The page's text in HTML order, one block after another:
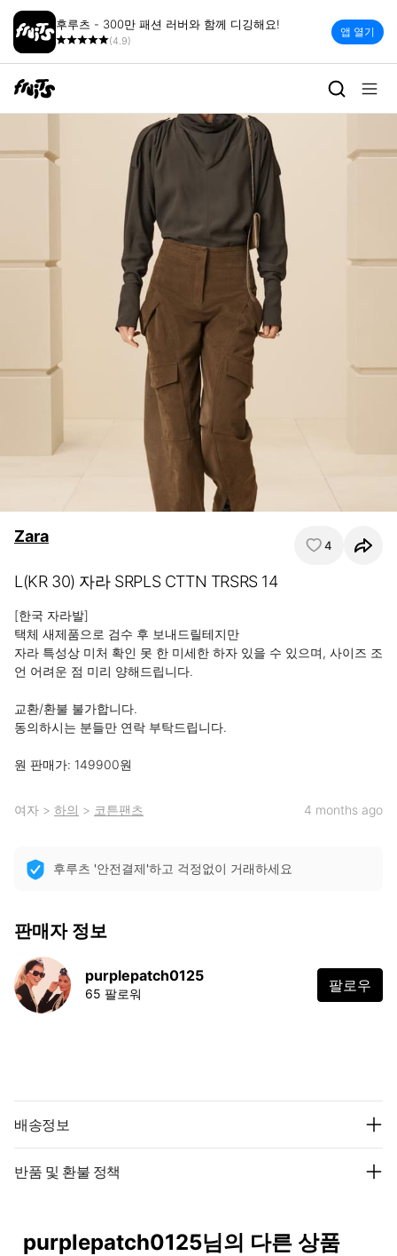
후루츠 - 300만 패션 러버와 함께 디깅해요!
(4.9)
앱 열기
Zara 4
L(KR 30) 자라 SRPLS CTTN TRSRS 14
[한국 자라발]
택체 새제품으로 검수 후 보내드릴테지만
자라 특성상 미처 확인 못 한 미세한 하자 있을 수 있으며, 사이즈 조
언 어려운 점 미리 양해드립니다.
교환/환불 불가합니다.
동의하시는 분들만 연락 부탁드립니다.
원 판매가: 149900원
여자 > 하의 > 코튼팬츠 4 months ago
후루츠 '안전결제'하고 걱정없이 거래하세요
판매자 정보
purplepatch0125
65 팔로워 팔로우
배송정보
반품 및 환불 정책
purplepatch0125님의 다른 상품